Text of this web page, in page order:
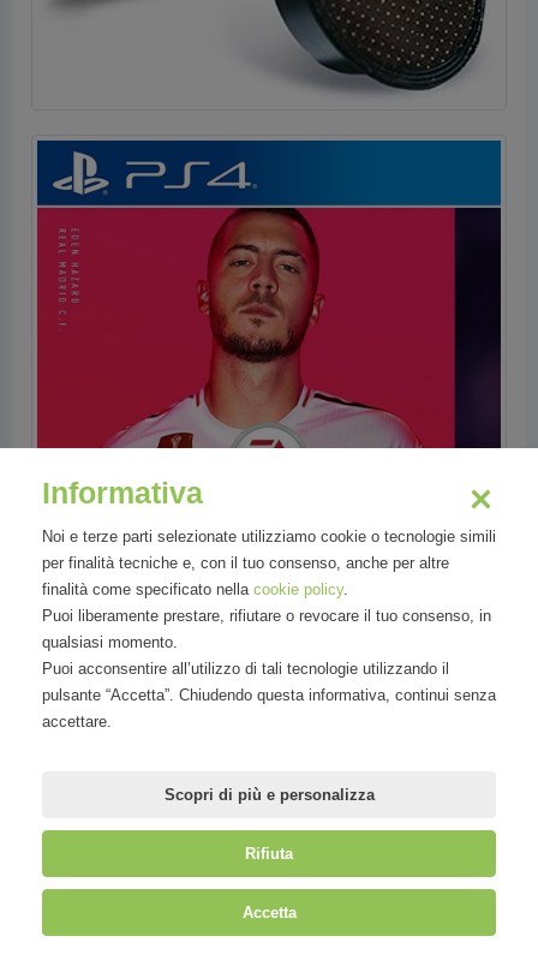
Informativa
Noi e terze parti selezionate utilizziamo cookie o tecnologie simili
per finalità tecniche e, con il tuo consenso, anche per altre
finalità come specificato nella cookie policy.
Puoi liberamente prestare, rifiutare o revocare il tuo consenso, in
qualsiasi momento.
Puoi acconsentire all’utilizzo di tali tecnologie utilizzando il
pulsante “Accetta”. Chiudendo questa informativa, continui senza
accettare.
Scopri di più e personalizza
Rifiuta
Accetta